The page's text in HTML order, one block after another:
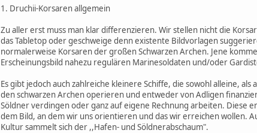
1. Druchii-Korsaren allgemein
Zu aller erst muss man klar differenzieren. Wir stellen nicht die
das Tabletop oder geschweige denn existente Bildvorlagen
normalerweise Korsaren der großen Schwarzen Archen. Jene
Erscheinungsbild nahezu regulären Marinesoldaten und/oder
Es gibt jedoch auch zahlreiche kleinere Schiffe, die sowohl alleine, als
den schwarzen Archen operieren und entweder von Adligen
Söldner verdingen oder ganz auf eigene Rechnung arbeiten. Diese
dem Bild, an dem wir uns orientieren und das wir erreichen wollen.
Kultur sammelt sich der ,,Hafen- und Söldnerabschaum".